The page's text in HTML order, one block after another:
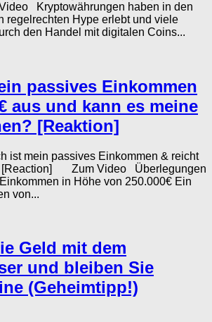
Kryptowährungen haben in den
regelrechten Hype erlebt und viele
den Handel mit digitalen Coins...
passives Einkommen
aus und kann es meine
[Reaktion]
ist mein passives Einkommen & reicht
[Reaction] Zum Video Überlegungen
in Höhe von 250.000€ Ein
von...
Geld mit dem
und bleiben Sie
(Geheimtipp!)